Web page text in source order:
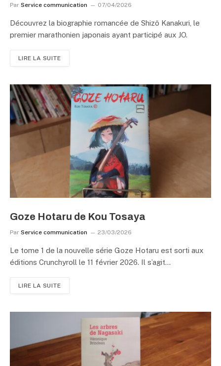
Par Service communication 07/04/2026
Découvrez la biographie romancée de Shizô Kanakuri, le
premier marathonien japonais ayant participé aux JO.
LIRE LA SUITE
Goze Hotaru de Kou Tosaya
Par Service communication 23/03/2026
Le tome 1 de la nouvelle série Goze Hotaru est sorti aux
éditions Crunchyroll le 11 février 2026. Il s’agit…
LIRE LA SUITE